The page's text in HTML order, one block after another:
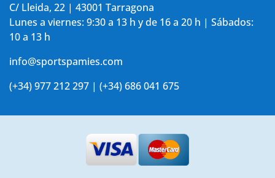
C/ Lleida, 22 | 43001 Tarragona
Lunes a viernes: 9:30 a 13 h y de 16 a 20 h | Sábados:
10 a 13 h
info@sportspamies.com
(+34) 977 212 297 | (+34) 686 041 675